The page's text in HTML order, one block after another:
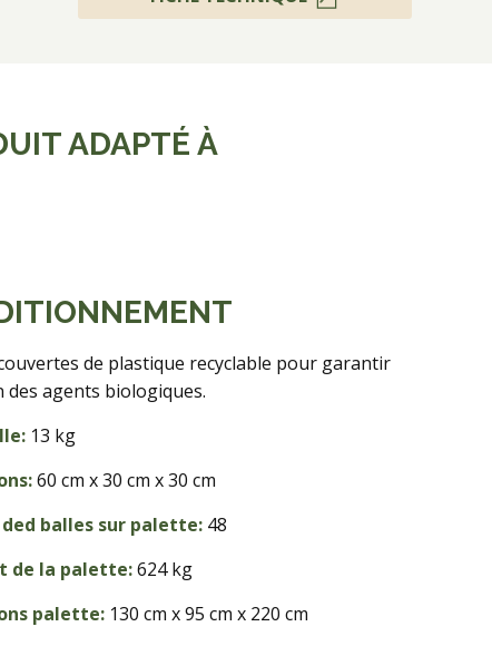
ADAPTÉ À
de plastique recyclable pour garantir
des agents biologiques.
13 kg
60 cm x 30 cm x 30 cm
balles sur palette: 48
de la palette:624 kg
palette: 130 cm x 95 cm x 220 cm